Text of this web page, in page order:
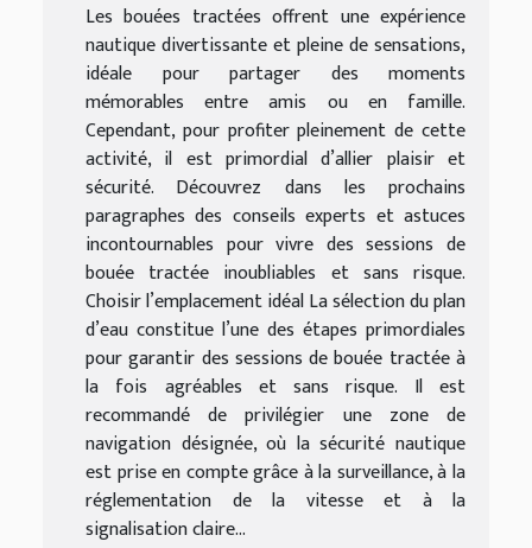
Les bouées tractées offrent une expérience
nautique divertissante et pleine de sensations,
idéale pour partager des moments
mémorables entre amis ou en famille.
Cependant, pour profiter pleinement de cette
activité, il est primordial d’allier plaisir et
sécurité. Découvrez dans les prochains
paragraphes des conseils experts et astuces
incontournables pour vivre des sessions de
bouée tractée inoubliables et sans risque.
Choisir l’emplacement idéal La sélection du plan
d’eau constitue l’une des étapes primordiales
pour garantir des sessions de bouée tractée à
la fois agréables et sans risque. Il est
recommandé de privilégier une zone de
navigation désignée, où la sécurité nautique
est prise en compte grâce à la surveillance, à la
réglementation de la vitesse et à la
signalisation claire...